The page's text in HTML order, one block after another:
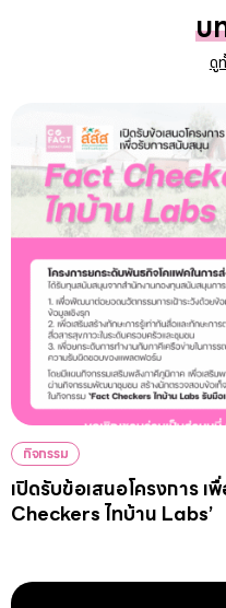
บ
ดู
กิจกรรม
เปิดรับข้อเสนอโครงการ
Checkers ไทบ้าน Labs’